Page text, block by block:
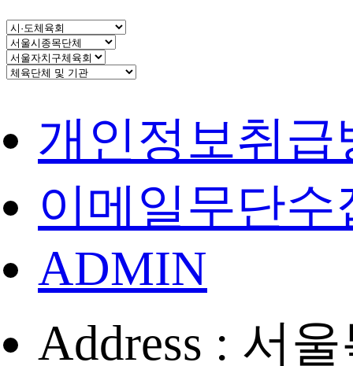
개인정보취급
이메일무단수
ADMIN
Address : 서